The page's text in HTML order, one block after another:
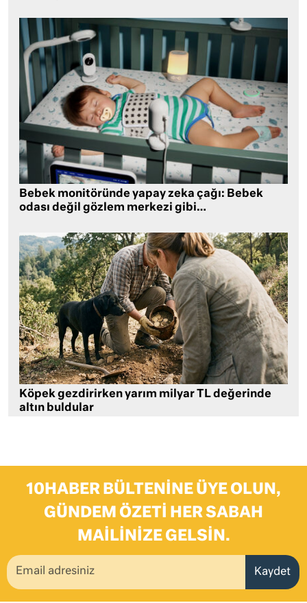
Bebek monitöründe yapay zeka çağı: Bebek
odası değil gözlem merkezi gibi…
Köpek gezdirirken yarım milyar TL değerinde
altın buldular
10HABER BÜLTENINE ÜYE OLUN,
GÜNDEM ÖZETI HER SABAH
MAILINIZE GELSIN.
Kaydet